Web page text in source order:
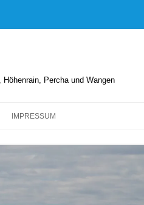
Percha und Wangen
IMPRESSUM